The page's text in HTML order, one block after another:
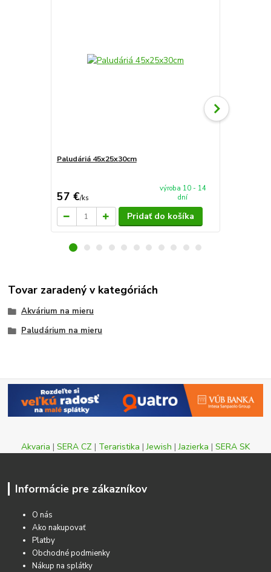
Paludáriá 45x25x30cm
57 €/ks
výroba 10 - 14
dní
Pridať do košíka
Tovar zaradený v kategóriách
Akvárium na mieru
Paludárium na mieru
Akvaria | SERA CZ | Teraristika |Jewish |Jazierka | SERA SK
Informácie pre zákazníkov
O nás
Ako nakupovať
Platby
Obchodné podmienky
Nákup na splátky